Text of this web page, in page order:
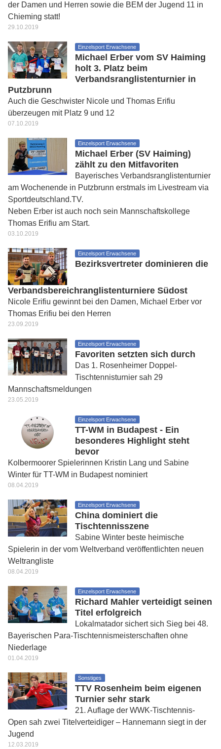
der Damen und Herren sowie die BEM der Jugend 11 in
Chieming statt!
29.10.2019
Einzelsport Erwachsene
Michael Erber vom SV Haiming
holt 3. Platz beim
Verbandsranglistenturnier in
Putzbrunn
Auch die Geschwister Nicole und Thomas Erifiu
überzeugen mit Platz 9 und 12
07.10.2019
Einzelsport Erwachsene
Michael Erber (SV Haiming)
zählt zu den Mitfavoriten
Bayerisches Verbandsranglistenturnier
am Wochenende in Putzbrunn erstmals im Livestream via
Sportdeutschland.TV.
Neben Erber ist auch noch sein Mannschaftskollege
Thomas Erifiu am Start.
03.10.2019
Einzelsport Erwachsene
Bezirksvertreter dominieren die
Verbandsbereichranglistenturniere Südost
Nicole Erifiu gewinnt bei den Damen, Michael Erber vor
Thomas Erifiu bei den Herren
23.09.2019
Einzelsport Erwachsene
Favoriten setzten sich durch
Das 1. Rosenheimer Doppel-
Tischtennisturnier sah 29
Mannschaftsmeldungen
23.05.2019
Einzelsport Erwachsene
TT-WM in Budapest - Ein
besonderes Highlight steht
bevor
Kolbermoorer Spielerinnen Kristin Lang und Sabine
Winter für TT-WM in Budapest nominiert
08.04.2019
Einzelsport Erwachsene
China dominiert die
Tischtennisszene
Sabine Winter beste heimische
Spielerin in der vom Weltverband veröffentlichten neuen
Weltrangliste
08.04.2019
Einzelsport Erwachsene
Richard Mahler verteidigt seinen
Titel erfolgreich
Lokalmatador sichert sich Sieg bei 48.
Bayerischen Para-Tischtennismeisterschaften ohne
Niederlage
01.04.2019
Sonstiges
TTV Rosenheim beim eigenen
Turnier sehr stark
21. Auflage der WWK-Tischtennis-
Open sah zwei Titelverteidiger – Hannemann siegt in der
Jugend
12.03.2019